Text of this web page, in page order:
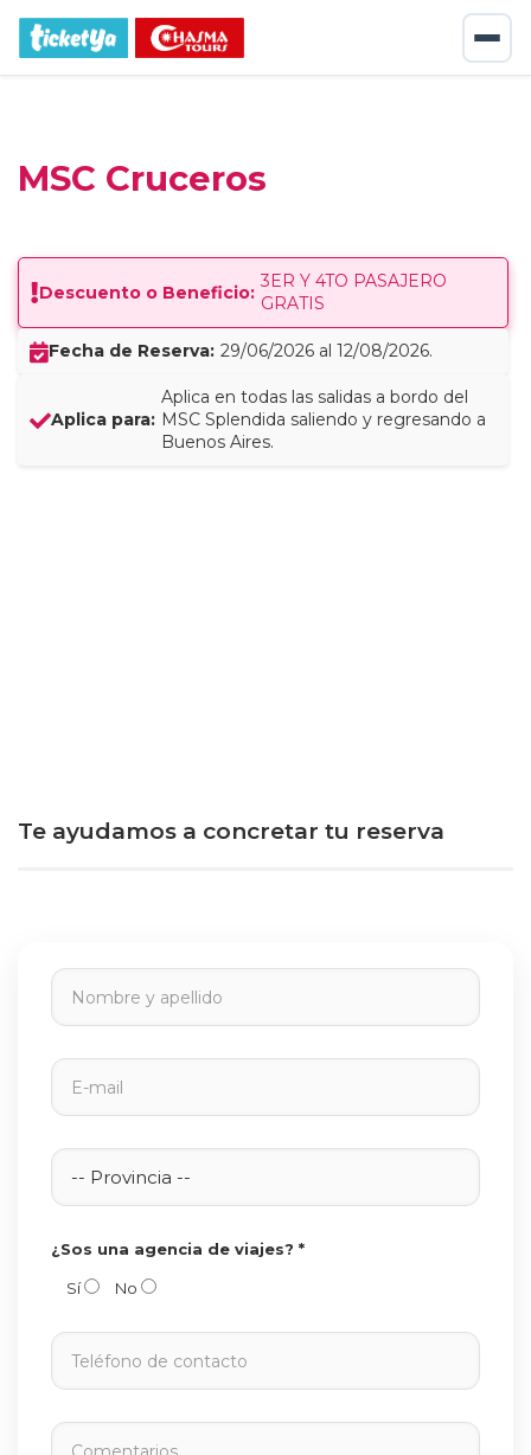
MSC Cruceros
Descuento o Beneficio:
3ER Y 4TO PASAJERO
GRATIS
Fecha de Reserva: 29/06/2026 al 12/08/2026.
Aplica para:
Aplica en todas las salidas a bordo del
MSC Splendida saliendo y regresando a
Buenos Aires.
Te ayudamos a concretar tu reserva
¿Sos una agencia de viajes? *
Sí No